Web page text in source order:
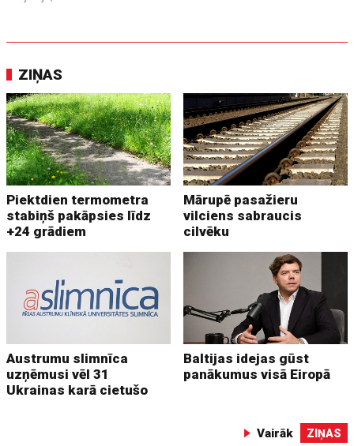
ZIŅAS
Piektdien termometra
stabiņš pakāpsies līdz
+24 grādiem
Mārupē pasažieru
vilciens sabraucis
cilvēku
Austrumu slimnīca
uzņēmusi vēl 31
Ukrainas karā cietušo
Baltijas idejas gūst
panākumus visā Eiropā
Vairāk ZIŅAS